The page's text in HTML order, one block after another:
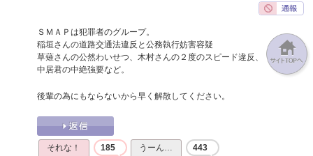
ＳＭＡＰは犯罪者のグループ。
稲垣さんの道路交通法違反と公務執行妨害容疑
草薙さんの公然わいせつ、木村さんの２度のスピード違反、
中居君の中絶強要など。
後輩の為にもならないから早く解散してください。
それな！ 185 うーん… 443